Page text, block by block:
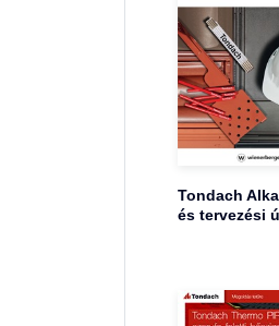
Tondach
és tervezési